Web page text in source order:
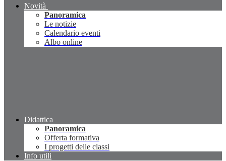
Novità
Panoramica
Le notizie
Calendario eventi
Albo online
Didattica
Panoramica
Offerta formativa
I progetti delle classi
Info utili